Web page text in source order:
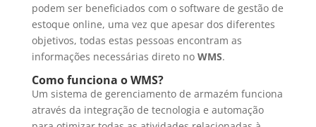
podem ser beneficiados com o software de gestão de
estoque online, uma vez que apesar dos diferentes
objetivos, todas estas pessoas encontram as
informações necessárias direto no WMS.
Como funciona o WMS?
Um sistema de gerenciamento de armazém funciona
através da integração de tecnologia e automação